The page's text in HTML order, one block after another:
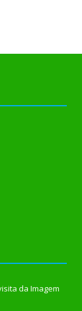
da Imagem